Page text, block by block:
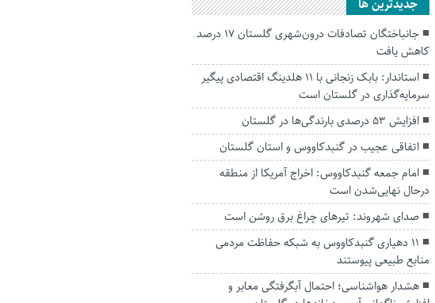
جديدترين ها
جانباختگان تصادفات درون‌شهری گلستان ۱۷ درصد
کاهش یافت
استاندار: بابک زنجانی با ۱۱ هلدینگ اقتصادی پیگیر
سرمایه‌گذاری در گلستان است
افزایش ۵۳ درصدی بارندگی‌ها در گلستان
اتفاقی عجیب در‌ گنبدکاووس و استان گلستان
امام جمعه گنبدکاووس: اخراج آمریکا از منطقه
درحال نهایی‌شدن است
صدای شهروند: تیرهای چراغ برق روشن است
۱۱ دهیاری گنبدکاووس به شبکه حفاظت مردمی
منابع طبیعی پیوستند
هشدار هواشناسی؛ احتمال آبگرفتگی معابر و